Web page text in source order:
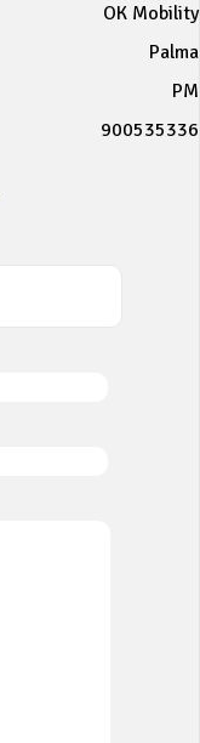
OK Mobility
Palma
PM
900535336